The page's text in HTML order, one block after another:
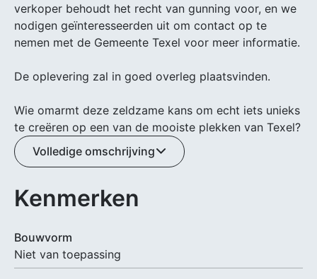
verkoper behoudt het recht van gunning voor, en we
nodigen geïnteresseerden uit om contact op te
nemen met de Gemeente Texel voor meer informatie.
De oplevering zal in goed overleg plaatsvinden.
Wie omarmt deze zeldzame kans om echt iets unieks
te creëren op een van de mooiste plekken van Texel?
Volledige omschrijving
Kenmerken
Bouwvorm
Niet van toepassing